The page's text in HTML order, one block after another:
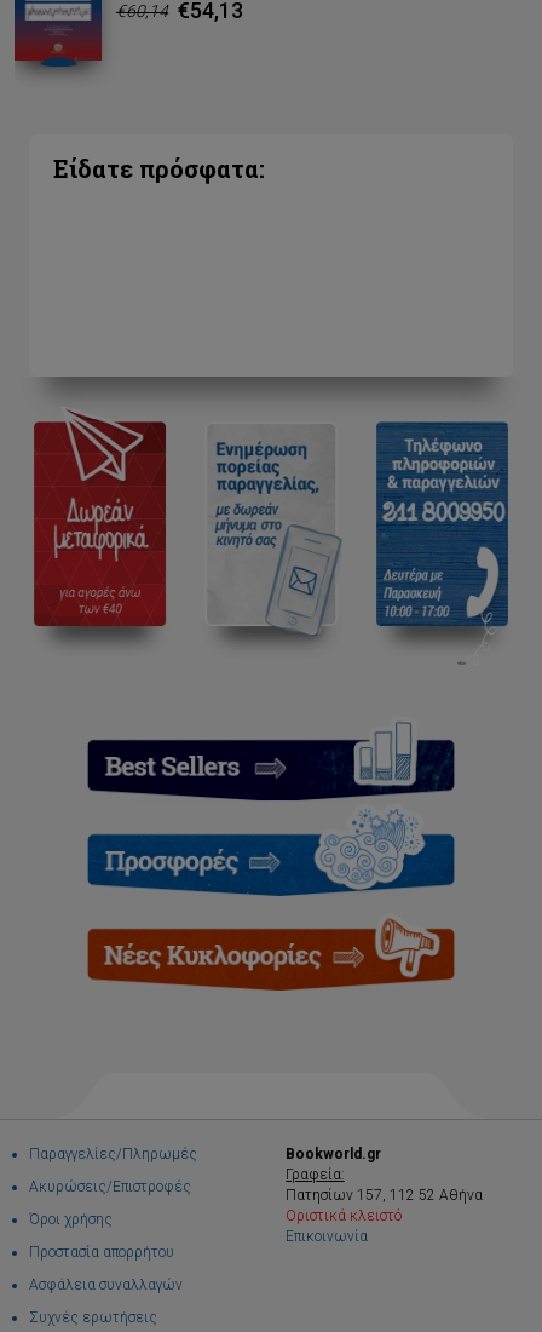
€60,14 €54,13
Είδατε πρόσφατα:
Παραγγελίες/Πληρωμές
Ακυρώσεις/Επιστροφές
Όροι χρήσης
Προστασία απορρήτου
Ασφάλεια συναλλαγών
Συχνές ερωτήσεις
Bookworld.gr
Γραφεία:
Πατησίων 157, 112 52 Αθήνα
Οριστικά κλειστό
Επικοινωνία